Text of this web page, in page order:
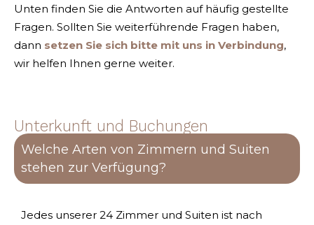
Unten finden Sie die Antworten auf häufig gestellte
Fragen. Sollten Sie weiterführende Fragen haben,
dann setzen Sie sich bitte mit uns in Verbindung,
wir helfen Ihnen gerne weiter.
Unterkunft und Buchungen
Welche Arten von Zimmern und Suiten
stehen zur Verfügung?
Jedes unserer 24 Zimmer und Suiten ist nach